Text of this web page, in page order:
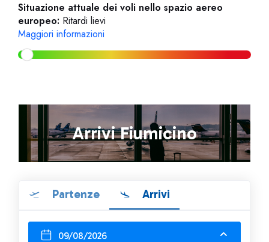
Situazione attuale dei voli nello spazio aereo
europeo: Ritardi lievi
Maggiori informazioni
Arrivi Fiumicino
Partenze Arrivi
09/08/2026